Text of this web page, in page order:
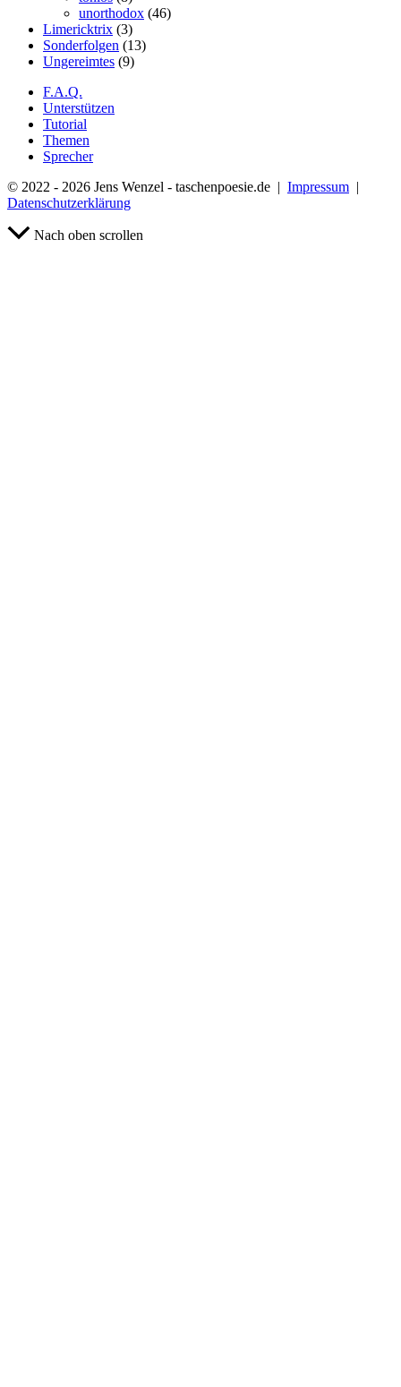
unorthodox (46)
Limericktrix (3)
Sonderfolgen (13)
Ungereimtes (9)
F.A.Q.
Unterstützen
Tutorial
Themen
Sprecher
© 2022 - 2026 Jens Wenzel - taschenpoesie.de | Impressum |
Datenschutzerklärung
Nach oben scrollen